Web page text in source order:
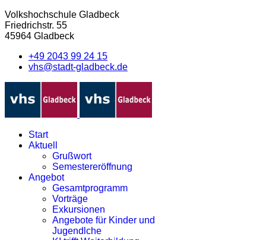
Volkshochschule Gladbeck
Friedrichstr. 55
45964 Gladbeck
+49 2043 99 24 15
vhs@stadt-gladbeck.de
Start
Aktuell
Grußwort
Semestereröffnung
Angebot
Gesamtprogramm
Vorträge
Exkursionen
Angebote für Kinder und
Jugendlche